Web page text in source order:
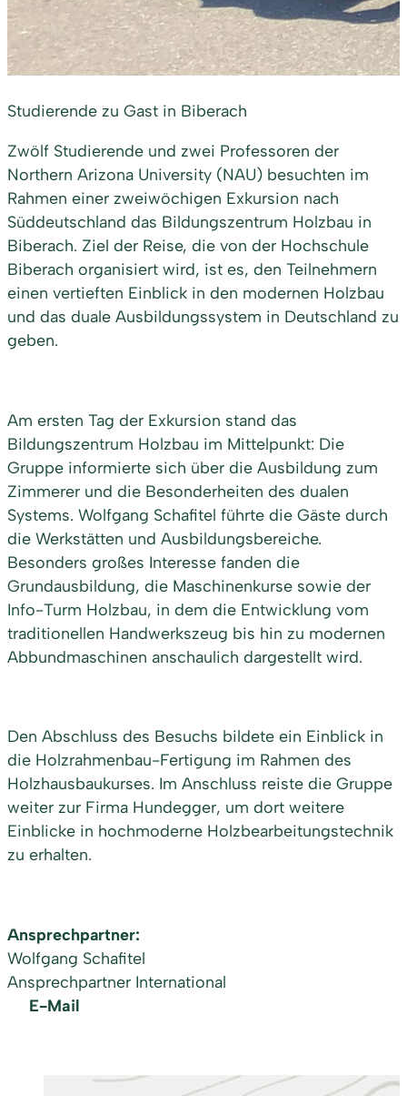
Studierende zu Gast in Biberach
Zwölf Studierende und zwei Professoren der
Northern Arizona University (NAU) besuchten im
Rahmen einer zweiwöchigen Exkursion nach
Süddeutschland das Bildungszentrum Holzbau in
Biberach. Ziel der Reise, die von der Hochschule
Biberach organisiert wird, ist es, den Teilnehmern
einen vertieften Einblick in den modernen Holzbau
und das duale Ausbildungssystem in Deutschland zu
geben.
Am ersten Tag der Exkursion stand das
Bildungszentrum Holzbau im Mittelpunkt: Die
Gruppe informierte sich über die Ausbildung zum
Zimmerer und die Besonderheiten des dualen
Systems. Wolfgang Schafitel führte die Gäste durch
die Werkstätten und Ausbildungsbereiche.
Besonders großes Interesse fanden die
Grundausbildung, die Maschinenkurse sowie der
Info-Turm Holzbau, in dem die Entwicklung vom
traditionellen Handwerkszeug bis hin zu modernen
Abbundmaschinen anschaulich dargestellt wird.
Den Abschluss des Besuchs bildete ein Einblick in
die Holzrahmenbau-Fertigung im Rahmen des
Holzhausbaukurses. Im Anschluss reiste die Gruppe
weiter zur Firma Hundegger, um dort weitere
Einblicke in hochmoderne Holzbearbeitungstechnik
zu erhalten.
Ansprechpartner:
Wolfgang Schafitel
Ansprechpartner International
E-Mail